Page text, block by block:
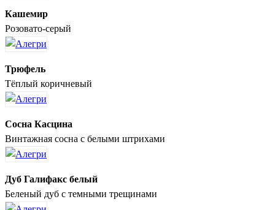
Кашемир
Розовато-серый
Трюфель
Тёплый коричневый
Сосна Касцина
Винтажная сосна с белыми штрихами
Дуб Галифакс белый
Беленый дуб с темными трещинами